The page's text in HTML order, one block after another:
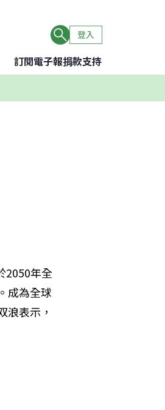
登入
訂閱電子報捐款支持
2050年全
成為全球
浪表示，